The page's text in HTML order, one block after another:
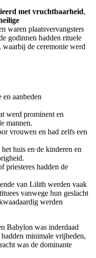
met vruchtbaarheid,
waren plaatsvervangsters
godinnen hadden rituele
waarbij de ceremonie werd
aanbeden
werd prominent en
mannen.
vrouwen en had zelfs een
huis en de kinderen en
hadden de
van Lilith werden vaak
vanwege hun geslacht
werden
Babylon was inderdaad
hadden minimale vrijheden,
was de dominante